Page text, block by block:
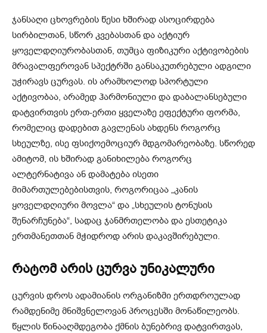
ჯანსაღი ცხოვრების წესი ხშირად ასოცირდება
სირბილთან, სწორ კვებასთან და აქტიურ
ყოველდღიურობასთან, თუმცა ფიზიკური აქტივობების
მრავალფეროვან სპექტრში განსაკუთრებული ადგილი
უჭირავს ცურვას. ის არამხოლოდ სპორტული
აქტივობაა, არამედ ჰარმონიული და დაბალანსებული
დატვირთვის ერთ-ერთი ყველაზე ეფექტური ფორმა,
რომელიც დადებით გავლენას ახდენს როგორც
სხეულზე, ისე ფსიქოემოციურ მდგომარეობაზე. სწორედ
ამიტომ, ის ხშირად განიხილება როგორც
ალტერნატივა ან დამატება ისეთი
მიმართულებებისთვის, როგორიცაა „კანის
ყოველდღიური მოვლა“ და „სხეულის ტონუსის
შენარჩუნება“, სადაც ჯანმრთელობა და ესთეტიკა
ერთმანეთთან მჭიდროდ არის დაკავშირებული.
რატომ არის ცურვა უნიკალური
ცურვის დროს ადამიანის ორგანიზმი ერთდროულად
რამდენიმე მნიშვნელოვან პროცესში მონაწილეობს.
წყლის წინააღმდეგობა ქმნის ბუნებრივ დატვირთვას,